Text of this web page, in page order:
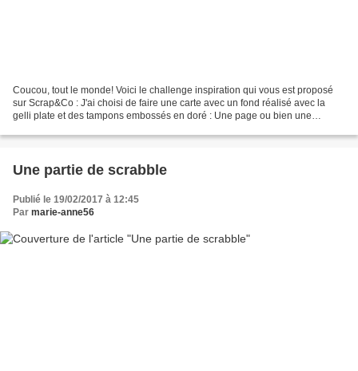
Coucou, tout le monde! Voici le challenge inspiration qui vous est proposé
sur Scrap&Co : J'ai choisi de faire une carte avec un fond réalisé avec la
gelli plate et des tampons embossés en doré : Une page ou bien une
Une partie de scrabble
Publié le 19/02/2017 à 12:45
Par marie-anne56